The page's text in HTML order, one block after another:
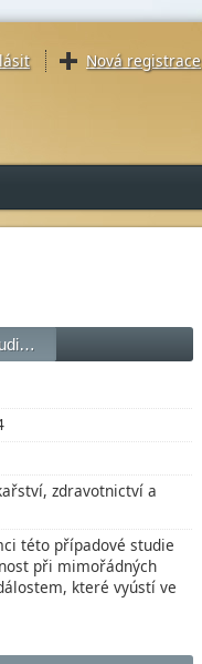
Nová registrace
zdravotnictví a
této případové studie
při mimořádných
které vyústí ve